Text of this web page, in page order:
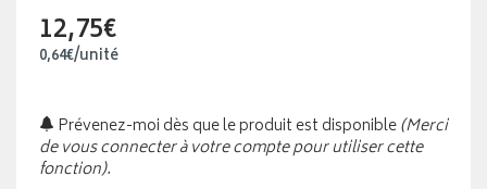
12,75€
0,64€/unité
Prévenez-moi dès que le produit est disponible(Merci
de vous connecter à votre compte pour utiliser cette
fonction).